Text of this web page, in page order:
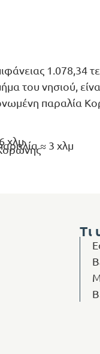
του νησιού,
παραλία
χλμ
≈ 3 χλμ
Τι